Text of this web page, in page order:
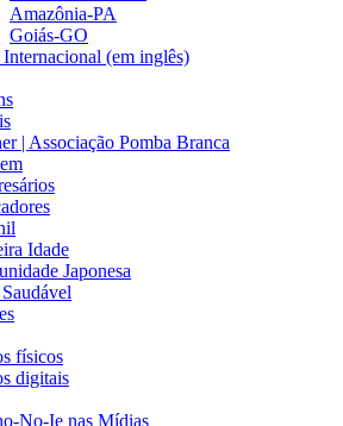
Amazônia-PA
Goiás-GO
Internacional (em inglês)
| Associação Pomba Branca
Idade
Japonesa
físicos
digitais
No-Ie nas Mídias